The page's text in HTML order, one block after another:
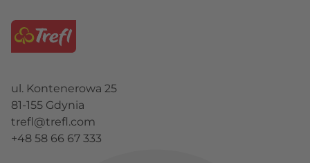
ul. Kontenerowa 25
81-155 Gdynia
trefl@trefl.com
+48 58 66 67 333